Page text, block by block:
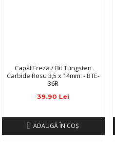
Capăt Freza / Bit Tungsten
Carbide Rosu 3,5 x 14mm. - BTE-
36R
39.90 Lei
ADAUGĂ ÎN COŞ